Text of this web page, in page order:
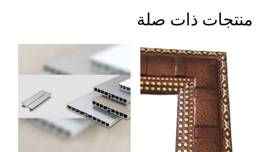
منتجات ذات صلة